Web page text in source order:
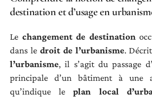
destination et d’usage en
Le changement de destination
dans le droit de l’urbanisme.
l’urbanisme, il s’agit du passage
principale d’un bâtiment à une
qu’indique leplan local